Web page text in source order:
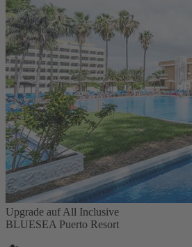
Upgrade auf All Inclusive
BLUESEA Puerto Resort